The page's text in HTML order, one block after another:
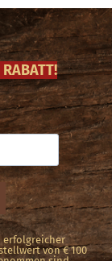
erfolgreicher
von € 100